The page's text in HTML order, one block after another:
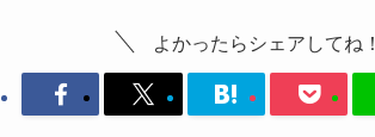
よかったらシェアしてね！